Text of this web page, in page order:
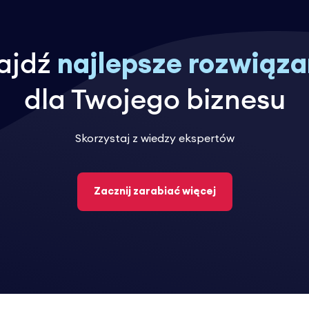
najlepsze
dla Twojego biznesu
Skorzystaj z wiedzy ekspertów
Zacznij zarabiać więcej